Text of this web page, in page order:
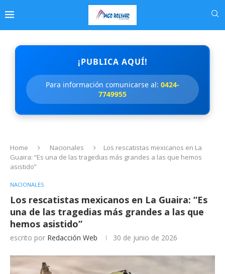
¡PUBLICA AQUÍ!
Para información comunicarse al: 0424-
7749955
Home Nacionales
Los rescatistas mexicanos en La
Guaira: “Es una de las tragedias más grandes a las que hemos
asistido”
NACIONALES
Los rescatistas mexicanos en La Guaira: “Es
una de las tragedias más grandes a las que
hemos asistido”
escrito por Redacción Web 30 de junio de 2026